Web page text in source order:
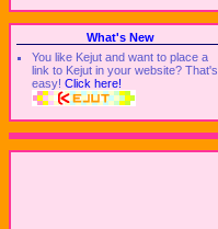
What's New
You like Kejut and want to place a
link to Kejut in your website? That's
easy! Click here!